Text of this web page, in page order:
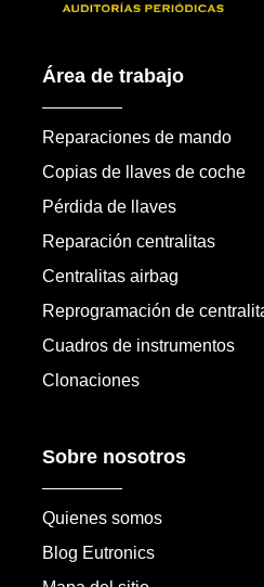
Área de trabajo
Reparaciones de mando
Copias de llaves de coche
Pérdida de llaves
Reparación centralitas
Centralitas airbag
Reprogramación de
Cuadros de instrumentos
Clonaciones
Sobre nosotros
Quienes somos
Blog Eutronics